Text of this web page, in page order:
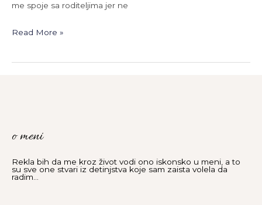
me spoje sa roditeljima jer ne
Read More »
o meni
Rekla bih da me kroz život vodi ono iskonsko u meni, a to
su sve one stvari iz detinjstva koje sam zaista volela da
radim...